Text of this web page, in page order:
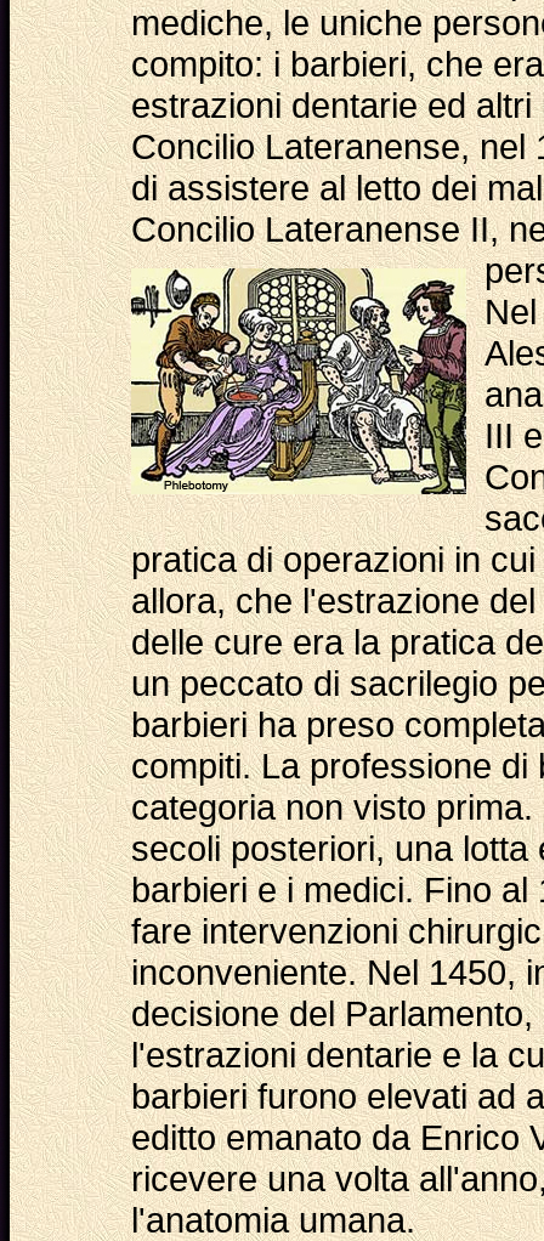
mediche, le uniche
compito: i barbieri, che
estrazioni dentarie ed
Concilio Lateranense, nel
di assistere al letto dei
Concilio Lateranense II,
III
pratica di operazioni in
allora, che l'estrazione
delle cure era la pratica
un peccato di sacrilegio
barbieri ha preso
compiti. La professione
categoria non visto
secoli posteriori, una
barbieri e i medici. Fino
fare intervenzioni
inconveniente. Nel 1450,
decisione del
l'estrazioni dentarie e la
barbieri furono elevati ad
editto emanato da Enrico
ricevere una volta
l'anatomia umana.